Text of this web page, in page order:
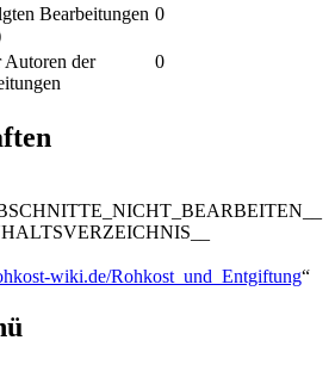
Bearbeitungen 0
Autoren der
0
wiki.de/Rohkost_und_Entgiftung“